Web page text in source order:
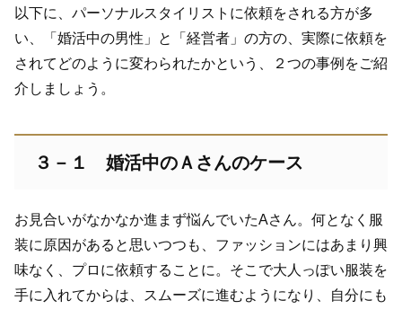
以下に、パーソナルスタイリストに依頼をされる方が多
い、「婚活中の男性」と「経営者」の方の、実際に依頼を
されてどのように変わられたかという、２つの事例をご紹
介しましょう。
３－１ 婚活中のＡさんのケース
お見合いがなかなか進まず悩んでいたAさん。何となく服
装に原因があると思いつつも、ファッションにはあまり興
味なく、プロに依頼することに。そこで大人っぽい服装を
手に入れてからは、スムーズに進むようになり、自分にも